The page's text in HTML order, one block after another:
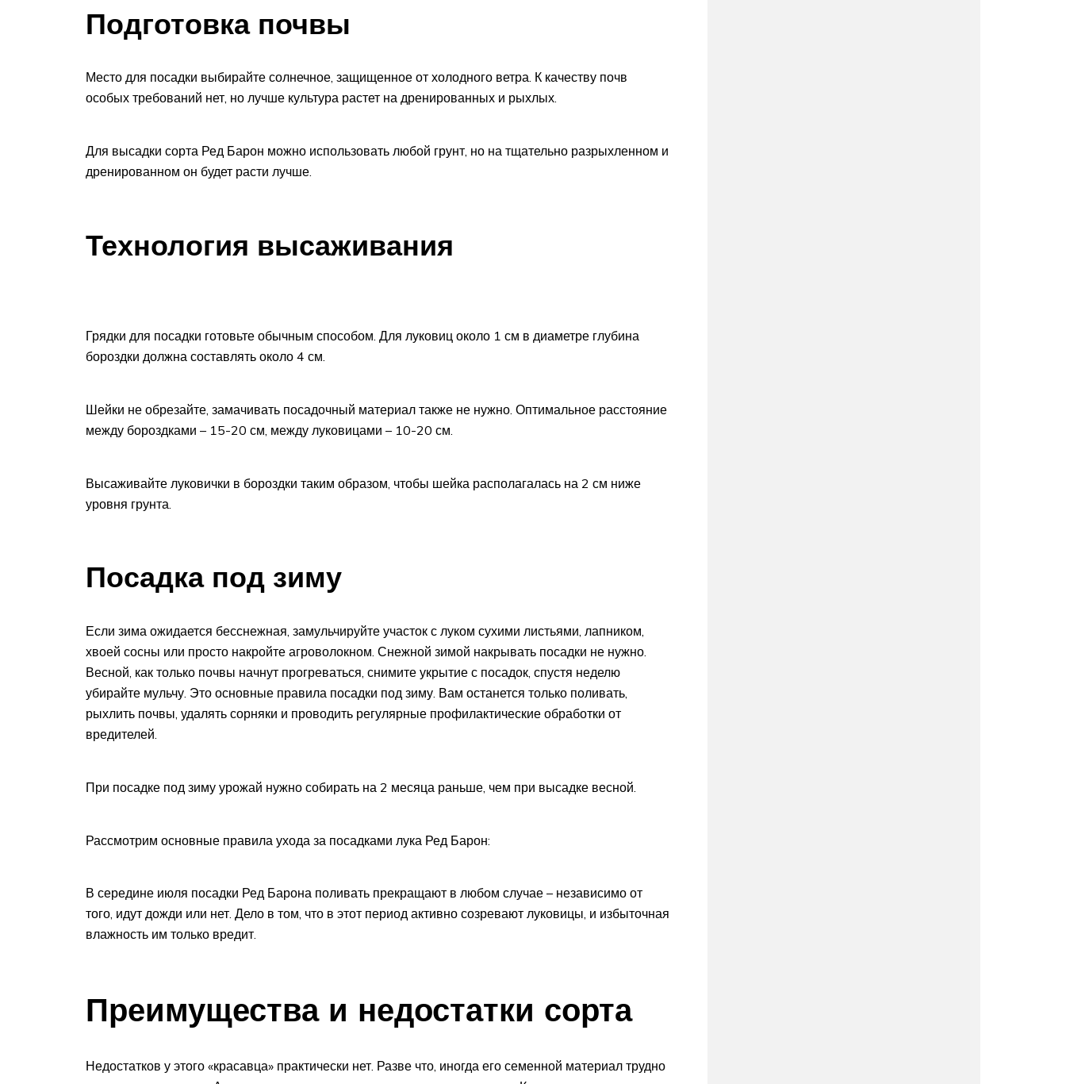
Подготовка почвы
Место для посадки выбирайте солнечное, защищенное от холодного ветра. К качеству почв
особых требований нет, но лучше культура растет на дренированных и рыхлых.
Для высадки сорта Ред Барон можно использовать любой грунт, но на тщательно разрыхленном и
дренированном он будет расти лучше.
Технология высаживания
Грядки для посадки готовьте обычным способом. Для луковиц около 1 см в диаметре глубина
бороздки должна составлять около 4 см.
Шейки не обрезайте, замачивать посадочный материал также не нужно. Оптимальное расстояние
между бороздками – 15-20 см, между луковицами – 10-20 см.
Высаживайте луковички в бороздки таким образом, чтобы шейка располагалась на 2 см ниже
уровня грунта.
Посадка под зиму
Если зима ожидается бесснежная, замульчируйте участок с луком сухими листьями, лапником,
хвоей сосны или просто накройте агроволокном. Снежной зимой накрывать посадки не нужно.
Весной, как только почвы начнут прогреваться, снимите укрытие с посадок, спустя неделю
убирайте мульчу. Это основные правила посадки под зиму. Вам останется только поливать,
рыхлить почвы, удалять сорняки и проводить регулярные профилактические обработки от
вредителей.
При посадке под зиму урожай нужно собирать на 2 месяца раньше, чем при высадке весной.
Рассмотрим основные правила ухода за посадками лука Ред Барон:
В середине июля посадки Ред Барона поливать прекращают в любом случае – независимо от
того, идут дожди или нет. Дело в том, что в этот период активно созревают луковицы, и избыточная
влажность им только вредит.
Преимущества и недостатки сорта
Недостатков у этого «красавца» практически нет. Разве что, иногда его семенной материал трудно